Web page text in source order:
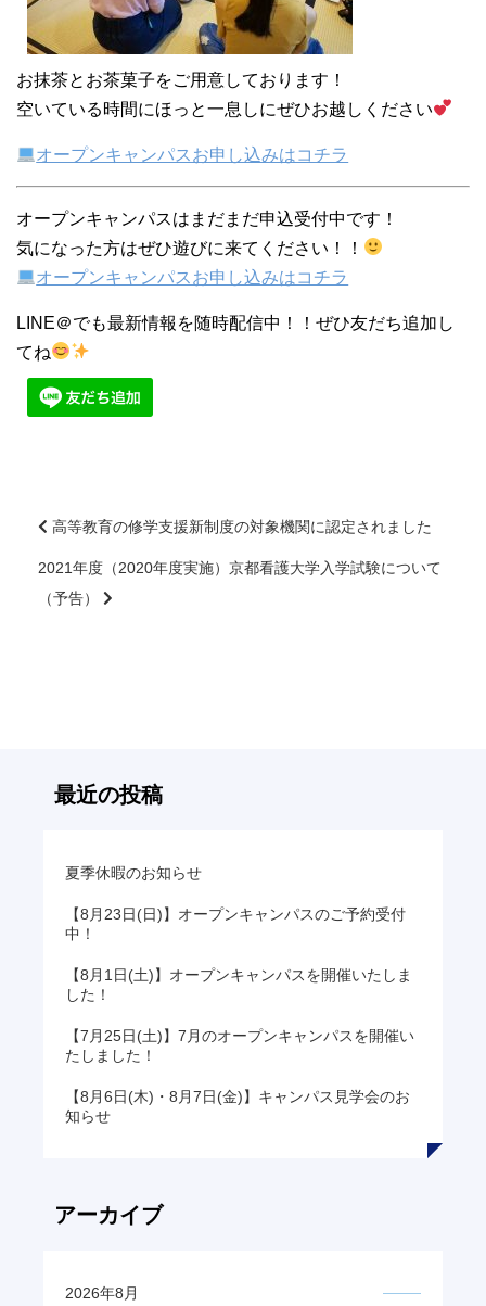
お抹茶とお茶菓子をご用意しております！
空いている時間にほっと一息しにぜひお越しください
オープンキャンパスお申し込みはコチラ
オープンキャンパスはまだまだ申込受付中です！
気になった方はぜひ遊びに来てください！！
オープンキャンパスお申し込みはコチラ
LINE＠でも最新情報を随時配信中！！ぜひ友だち追加し
てね
前
高等教育の修学支援新制度の対象機関に認定されました
2021年度（2020年度実施）京都看護大学入学試験について
（予告）
最近の投稿
夏季休暇のお知らせ
【8月23日(日)】オープンキャンパスのご予約受付
中！
【8月1日(土)】オープンキャンパスを開催いたしま
した！
【7月25日(土)】7月のオープンキャンパスを開催い
たしました！
【8月6日(木)・8月7日(金)】キャンパス見学会のお
知らせ
アーカイブ
2026年8月